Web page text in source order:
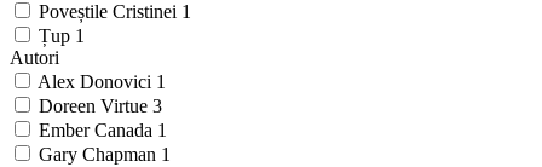
Poveștile Cristinei 1
Țup 1
Autori
Alex Donovici 1
Doreen Virtue 3
Ember Canada 1
Gary Chapman 1